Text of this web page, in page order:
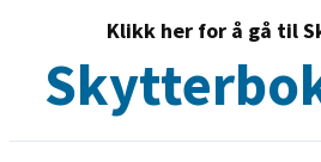
Klikk her for å gå til